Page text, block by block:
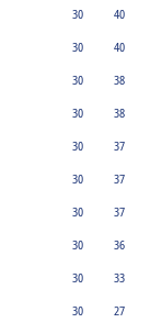
30
40
30
40
30
38
30
38
30
37
30
37
30
37
30
36
30
33
30
27